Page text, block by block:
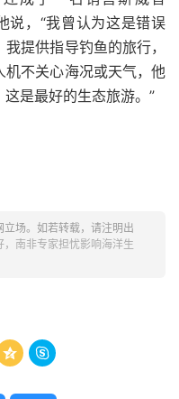
说，“我曾认为这是错误
提供指导钓鱼的旅行，
不关心海况或天气，他
是最好的生态旅游。”
场。如若转载，请注明出
南非专家担忧影响海洋生
 